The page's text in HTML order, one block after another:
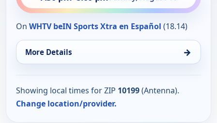
On WHTV beIN Sports Xtra en Español (18.14)
More Details →
Showing local times for ZIP 10199(Antenna).
Change location/provider.